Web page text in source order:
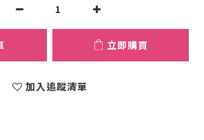
立即購買
加入追蹤清單